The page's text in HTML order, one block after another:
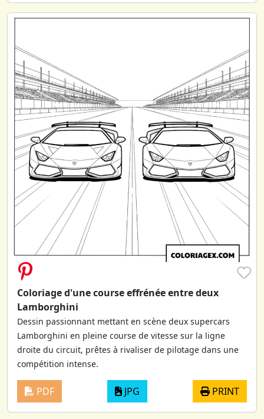
♥
Coloriage d'une course effrénée entre deux
Lamborghini
Dessin passionnant mettant en scène deux supercars
Lamborghini en pleine course de vitesse sur la ligne
droite du circuit, prêtes à rivaliser de pilotage dans une
compétition intense.
PDF JPG PRINT